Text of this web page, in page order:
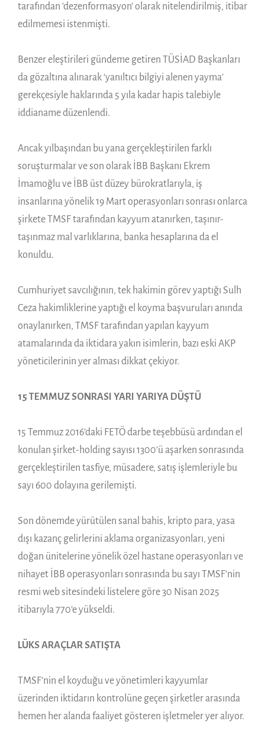
tarafından ‘dezenformasyon’ olarak nitelendirilmiş, itibar
edilmemesi istenmişti.
Benzer eleştirileri gündeme getiren TÜSİAD Başkanları
da gözaltına alınarak ‘yanıltıcı bilgiyi alenen yayma’
gerekçesiyle haklarında 5 yıla kadar hapis talebiyle
iddianame düzenlendi.
Ancak yılbaşından bu yana gerçekleştirilen farklı
soruşturmalar ve son olarak İBB Başkanı Ekrem
İmamoğlu ve İBB üst düzey bürokratlarıyla, iş
insanlarına yönelik 19 Mart operasyonları sonrası onlarca
şirkete TMSF tarafından kayyum atanırken, taşınır-
taşınmaz mal varlıklarına, banka hesaplarına da el
konuldu.
Cumhuriyet savcılığının, tek hakimin görev yaptığı Sulh
Ceza hakimliklerine yaptığı el koyma başvuruları anında
onaylanırken, TMSF tarafından yapılan kayyum
atamalarında da iktidara yakın isimlerin, bazı eski AKP
yöneticilerinin yer alması dikkat çekiyor.
15 TEMMUZ SONRASI YARI YARIYA DÜŞTÜ
15 Temmuz 2016’daki FETÖ darbe teşebbüsü ardından el
konulan şirket-holding sayısı 1300’ü aşarken sonrasında
gerçekleştirilen tasfiye, müsadere, satış işlemleriyle bu
sayı 600 dolayına gerilemişti.
Son dönemde yürütülen sanal bahis, kripto para, yasa
dışı kazanç gelirlerini aklama organizasyonları, yeni
doğan ünitelerine yönelik özel hastane operasyonları ve
nihayet İBB operasyonları sonrasında bu sayı TMSF’nin
resmi web sitesindeki listelere göre 30 Nisan 2025
itibarıyla 770’e yükseldi.
LÜKS ARAÇLAR SATIŞTA
TMSF’nin el koyduğu ve yönetimleri kayyumlar
üzerinden iktidarın kontrolüne geçen şirketler arasında
hemen her alanda faaliyet gösteren işletmeler yer alıyor.